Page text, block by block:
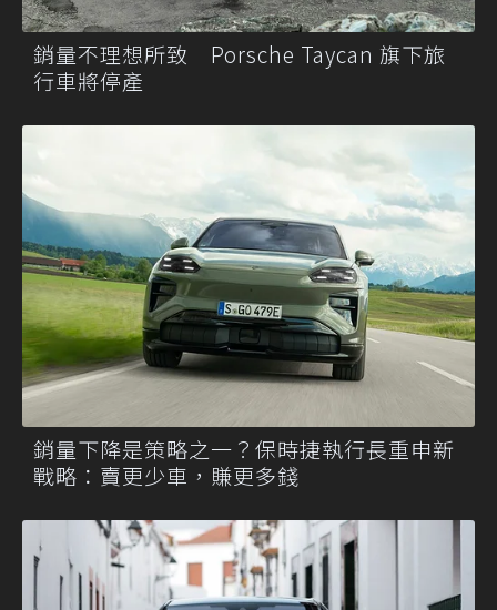
銷量不理想所致 Porsche Taycan 旗下旅
行車將停產
銷量下降是策略之一？保時捷執行長重申新
戰略：賣更少車，賺更多錢